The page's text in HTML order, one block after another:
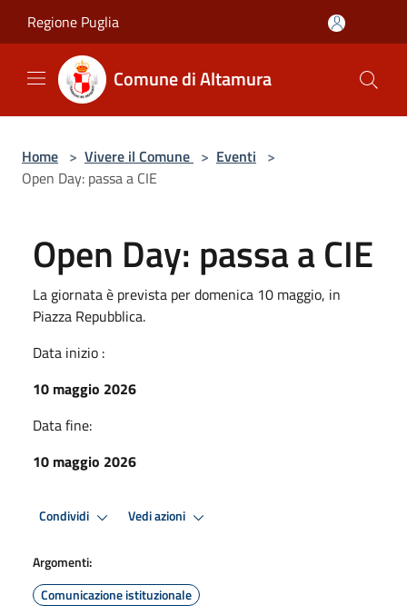
Regione Puglia
Comune di Altamura
Home > Vivere il Comune > Eventi >
Open Day: passa a CIE
Open Day: passa a CIE
La giornata è prevista per domenica 10 maggio, in
Piazza Repubblica.
Data inizio :
10 maggio 2026
Data fine:
10 maggio 2026
Condividi Vedi azioni
Argomenti:
Comunicazione istituzionale